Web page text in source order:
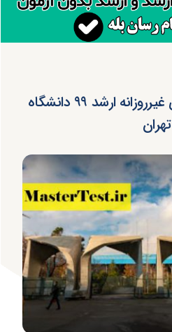
اعلام شهریه دوره های غیرروزانه ارشد ۹۹ دانشگاه
تهران